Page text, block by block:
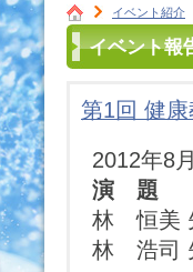
イベント紹介
イベント報
第1回 健
2012年8
演 題
林 恒美
林 浩司